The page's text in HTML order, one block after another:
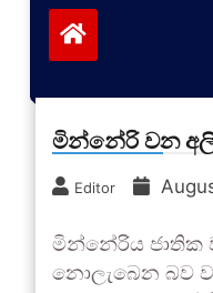
මින්නේරි වන
Editor
මින්නේරිය ජාතික
නොලැබෙන බව